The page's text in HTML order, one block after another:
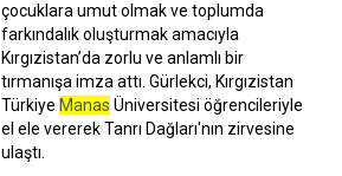
çocuklara umut olmak ve toplumda
farkındalık oluşturmak amacıyla
Kırgızistan’da zorlu ve anlamlı bir
tırmanışa imza attı. Gürlekci, Kırgızistan
Türkiye Manas Üniversitesi öğrencileriyle
el ele vererek Tanrı Dağları'nın zirvesine
ulaştı.